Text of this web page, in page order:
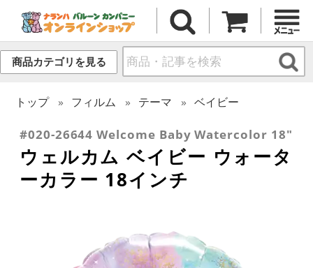
商品カテゴリを見る
トップ フィルム テーマ ベイビー
#020-26644 Welcome Baby Watercolor 18"
ウェルカム ベイビー ウォータ
ーカラー 18インチ